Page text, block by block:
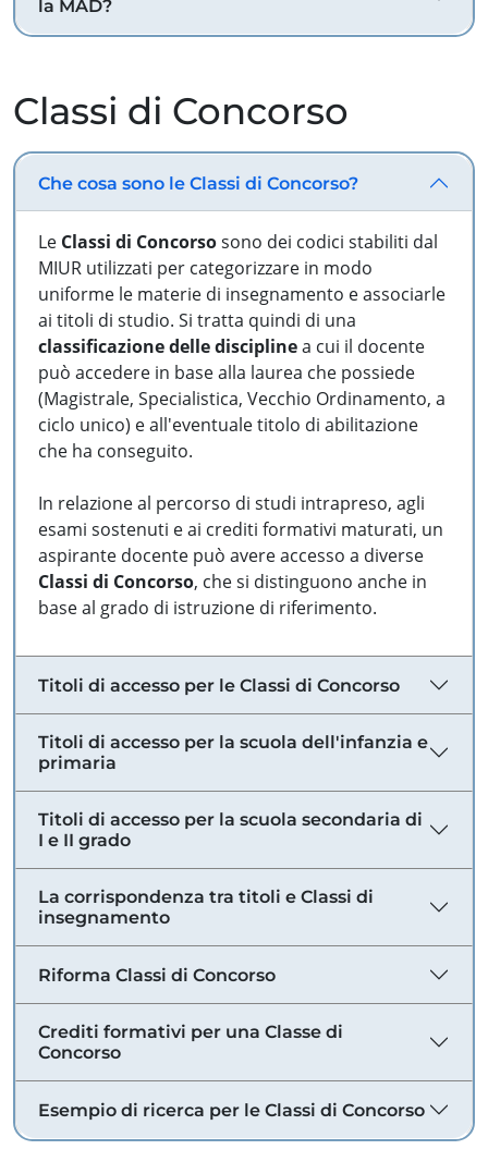
la MAD?
Classi di Concorso
Che cosa sono le Classi di Concorso?
Le Classi di Concorsosono dei codici stabiliti dal
MIUR utilizzati per categorizzare in modo
uniforme le materie di insegnamento e associarle
ai titoli di studio. Si tratta quindi di una
classificazione delle disciplinea cui il docente
può accedere in base alla laurea che possiede
(Magistrale, Specialistica, Vecchio Ordinamento, a
ciclo unico) e all'eventuale titolo di abilitazione
che ha conseguito.
In relazione al percorso di studi intrapreso, agli
esami sostenuti e ai crediti formativi maturati, un
aspirante docente può avere accesso a diverse
Classi di Concorso, che si distinguono anche in
base al grado di istruzione di riferimento.
Titoli di accesso per le Classi di Concorso
Titoli di accesso per la scuola dell'infanzia e
primaria
Titoli di accesso per la scuola secondaria di
I e II grado
La corrispondenza tra titoli e Classi di
insegnamento
Riforma Classi di Concorso
Crediti formativi per una Classe di
Concorso
Esempio di ricerca per le Classi di Concorso